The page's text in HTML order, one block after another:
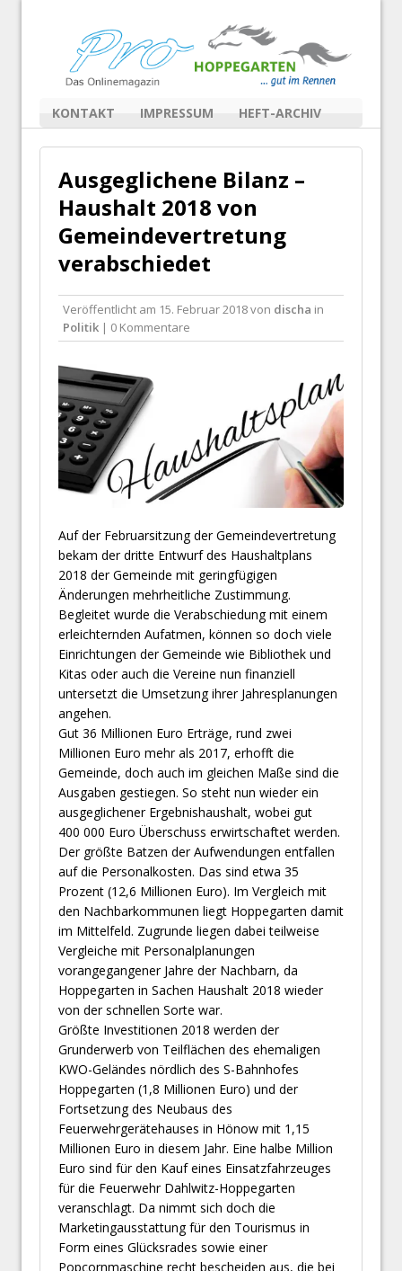
KONTAKT IMPRESSUM HEFT-ARCHIV
Ausgeglichene Bilanz –
Haushalt 2018 von
Gemeindevertretung
verabschiedet
Veröffentlicht am 15. Februar 2018von discha in
Politik | 0 Kommentare
Auf der Februarsitzung der Gemeindevertretung
bekam der dritte Entwurf des Haushaltplans
2018 der Gemeinde mit geringfügigen
Änderungen mehrheitliche Zustimmung.
Begleitet wurde die Verabschiedung mit einem
erleichternden Aufatmen, können so doch viele
Einrichtungen der Gemeinde wie Bibliothek und
Kitas oder auch die Vereine nun finanziell
untersetzt die Umsetzung ihrer Jahresplanungen
angehen.
Gut 36 Millionen Euro Erträge, rund zwei
Millionen Euro mehr als 2017, erhofft die
Gemeinde, doch auch im gleichen Maße sind die
Ausgaben gestiegen. So steht nun wieder ein
ausgeglichener Ergebnishaushalt, wobei gut
400 000 Euro Überschuss erwirtschaftet werden.
Der größte Batzen der Aufwendungen entfallen
auf die Personalkosten. Das sind etwa 35
Prozent (12,6 Millionen Euro). Im Vergleich mit
den Nachbarkommunen liegt Hoppegarten damit
im Mittelfeld. Zugrunde liegen dabei teilweise
Vergleiche mit Personalplanungen
vorangegangener Jahre der Nachbarn, da
Hoppegarten in Sachen Haushalt 2018 wieder
von der schnellen Sorte war.
Größte Investitionen 2018 werden der
Grunderwerb von Teilflächen des ehemaligen
KWO-Geländes nördlich des S-Bahnhofes
Hoppegarten (1,8 Millionen Euro) und der
Fortsetzung des Neubaus des
Feuerwehrgerätehauses in Hönow mit 1,15
Millionen Euro in diesem Jahr. Eine halbe Million
Euro sind für den Kauf eines Einsatzfahrzeuges
für die Feuerwehr Dahlwitz-Hoppegarten
veranschlagt. Da nimmt sich doch die
Marketingausstattung für den Tourismus in
Form eines Glücksrades sowie einer
Popcornmaschine recht bescheiden aus, die bei